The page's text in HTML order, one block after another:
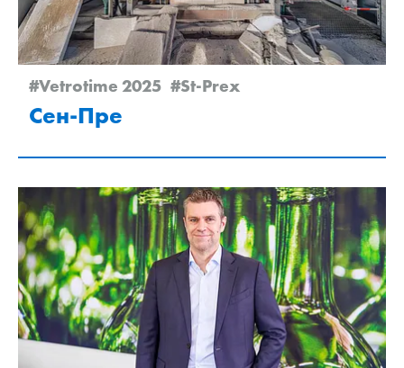
#Vetrotime 2025 #St-Prex
Сен-Пре